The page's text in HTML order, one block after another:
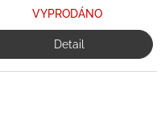
VYPRODÁNO
Detail